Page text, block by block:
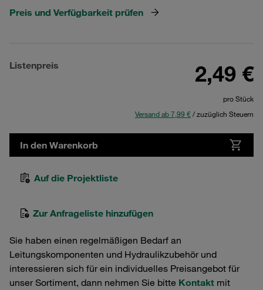
Preis und Verfügbarkeit prüfen
Listenpreis 2,49 €
pro Stück
Versand ab 7,99 €/ zuzüglich Steuern
In den Warenkorb
Auf die Projektliste
Zur Anfrageliste hinzufügen
Sie haben einen regelmäßigen Bedarf an
Leitungskomponenten und Hydraulikzubehör und
interessieren sich für ein individuelles Preisangebot für
unser Sortiment, dann nehmen Sie bitte Kontakt mit